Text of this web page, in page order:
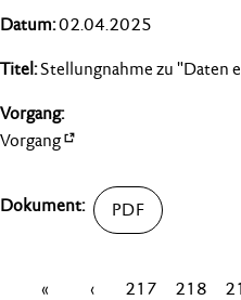
02.04.2025
Stellungnahme zu "Daten
Vorgang
« ‹ 217 218